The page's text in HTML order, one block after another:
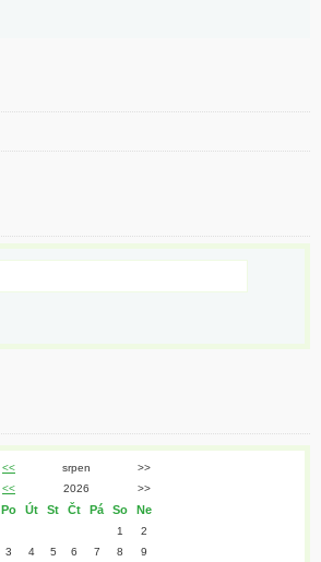
<< srpen
>>
<<
2026 >>
Po Út St Čt Pá So Ne
1
2
3
4 5 6 7 8 9